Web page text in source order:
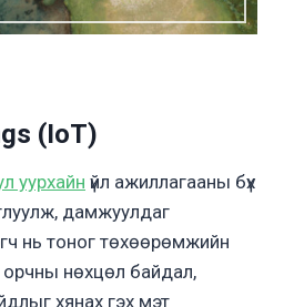
(IoT)
уурхайн үйл ажиллагааны бүх
дамжуулдаг
нь тоног төхөөрөмжийн
орчны нөхцөл байдал,
хянах гэх мэт